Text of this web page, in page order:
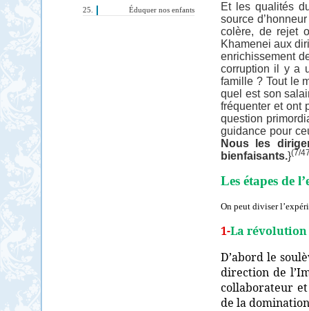
Éduquer nos enfants
Et les qualités
source
colère, de rejet
Khamenei aux
enrichissement
corruption il y a
famille ? Tout le
quel est son
fréquenter et ont
question
guidance pour
Nous les
bienfaisants.}(7/
Les étapes de
On peut diviser
1-La
D’abord le
direction de
collaborateur
de la